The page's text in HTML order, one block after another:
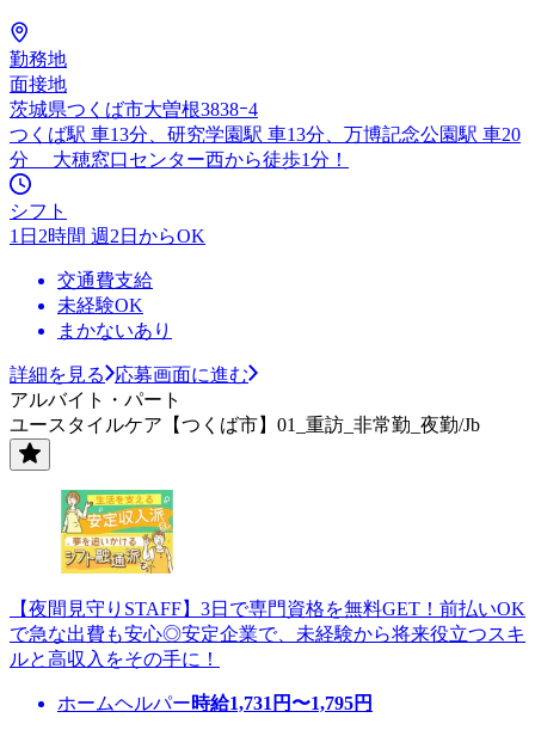
勤務地
面接地
茨城県つくば市大曽根3838ｰ4
つくば駅 車13分、研究学園駅 車13分、万博記念公園駅 車20
分 大穂窓口センター西から徒歩1分！
シフト
1日2時間 週2日からOK
交通費支給
未経験OK
まかないあり
詳細を見る
応募画面に進む
アルバイト・パート
ユースタイルケア【つくば市】01_重訪_非常勤_夜勤/Jb
【夜間見守りSTAFF】3日で専門資格を無料GET！前払いOK
で急な出費も安心◎安定企業で、未経験から将来役立つスキ
ルと高収入をその手に！
ホームヘルパー時給1,731 円〜1,795円